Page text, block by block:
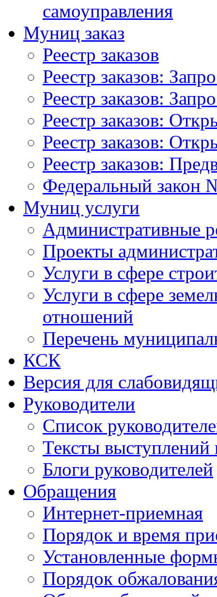
самоуправления
Муниц заказ
Реестр заказов
Реестр заказов:
Реестр заказов:
Реестр заказов:
Реестр заказов:
Реестр заказов:
Федеральный закон
Муниц услуги
Административные
Проекты
Услуги в сфере
Услуги в сфере
отношений
Перечень
КСК
Версия для
Руководители
Список
Тексты выступлений
Блоги руководителей
Обращения
Интернет-приемная
Порядок и время
Установленные
Порядок